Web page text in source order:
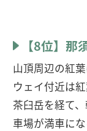
【8位】那
山頂周辺の紅
ウェイ付近は
茶臼岳を経て
車場が満車に